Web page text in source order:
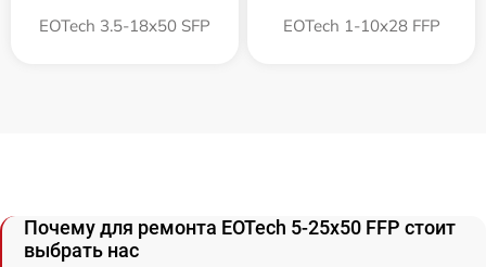
EOTech 3.5-18x50 SFP EOTech 1-10x28 FFP
Почему для ремонта EOTech 5-25x50 FFP стоит
выбрать нас